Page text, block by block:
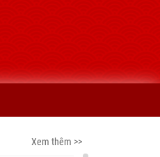
Xem thêm >>